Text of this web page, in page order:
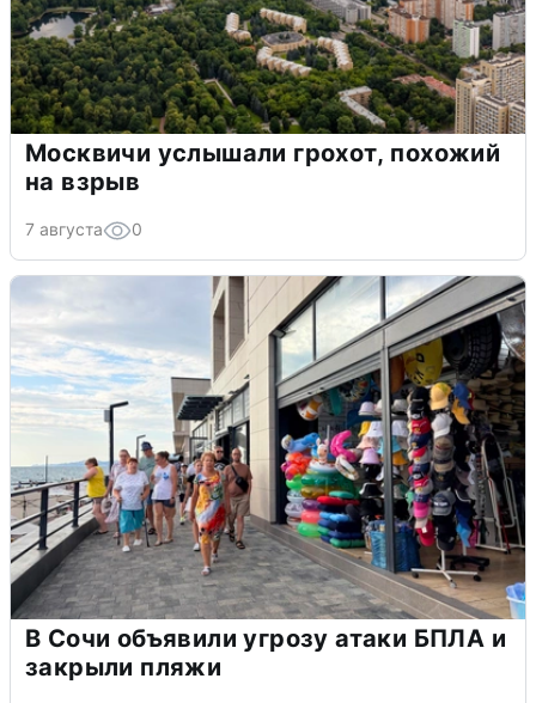
Москвичи услышали грохот, похожий
на взрыв
7 августа 0
В Сочи объявили угрозу атаки БПЛА и
закрыли пляжи